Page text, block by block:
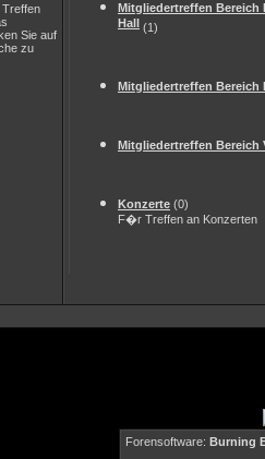
Mitgliedertreffen
Hall (1)
Mitgliedertreffen Bereich
Mitgliedertreffen Bereich
Konzerte (0)
F�r Treffen an Konzerten
Treffen
Sie auf
zu
Forensoftware: Burning